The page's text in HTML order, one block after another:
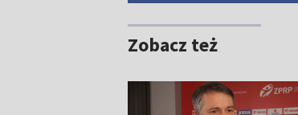
Zobacz też